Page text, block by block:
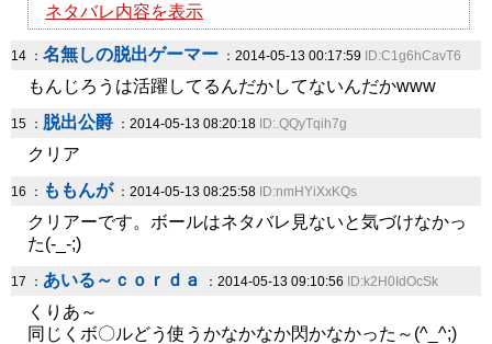
ネタバレ内容を表示
14 ： 名無しの脱出ゲーマー ：2014-05-13 00:17:59 ID:C1g6hCavT6
もんじろうは活躍してるんだかしてないんだかwww
15 ： 脱出公爵 ：2014-05-13 08:20:18 ID:.QQyTqih7g
クリア
16 ： ももんが：2014-05-13 08:25:58 ID:nmHYiXxKQs
クリアーです。ボールはネタバレ見ないと気づけなかっ
た(-_-;)
17 ： あいる～ｃｏｒｄａ ：2014-05-13 09:10:56 ID:k2H0IdOcSk
くりあ～
同じくボ〇ルどう使うかなかなか閃かなかった～(^_^;)